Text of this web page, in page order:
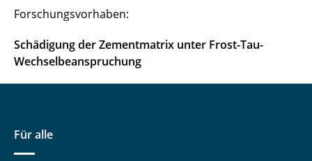
Jan-Paul Lanwer
Matteo Lunardelli
Filip Majstorović
Lukas Outzen
Forschungsvorhaben:
Schädigung der Zementmatrix unter Frost-Tau-
Wechselbeanspruchung
Für alle